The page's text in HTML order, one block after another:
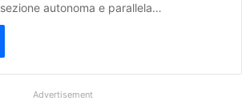
autonoma e parallela…
Advertisement